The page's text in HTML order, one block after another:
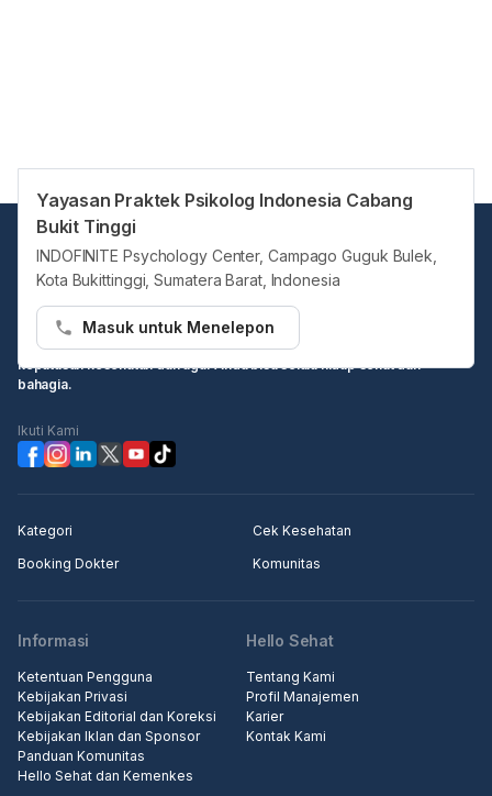
Yayasan Praktek Psikolog Indonesia Cabang
Bukit Tinggi
INDOFINITE Psychology Center, Campago Guguk Bulek,
Kota Bukittinggi, Sumatera Barat, Indonesia
Masuk untuk Menelepon
Hello Sehat ingin menjadi sumber informasi Anda dalam membuat
keputusan kesehatan dan agar Anda bisa selalu hidup sehat dan
bahagia.
Ikuti Kami
Kategori
Cek Kesehatan
Booking Dokter
Komunitas
Informasi
Ketentuan Pengguna
Kebijakan Privasi
Kebijakan Editorial dan Koreksi
Kebijakan Iklan dan Sponsor
Panduan Komunitas
Hello Sehat dan Kemenkes
Hello Sehat
Tentang Kami
Profil Manajemen
Karier
Kontak Kami